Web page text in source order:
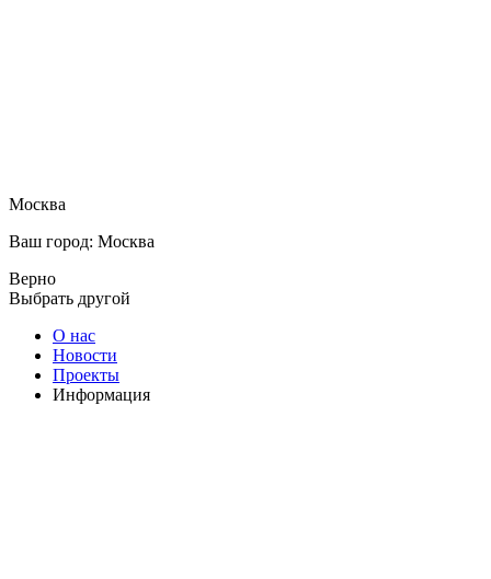
Москва
Ваш город: Москва
Верно
Выбрать другой
О нас
Новости
Проекты
Информация